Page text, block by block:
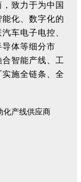
致力于为中国
化、数字化的
车电子电控、
体等细分市
智能产线、工
施全链条、全